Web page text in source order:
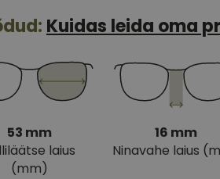
Kuidas leida oma
53 mm
laius
(mm)
16 mm
Ninavahe laius